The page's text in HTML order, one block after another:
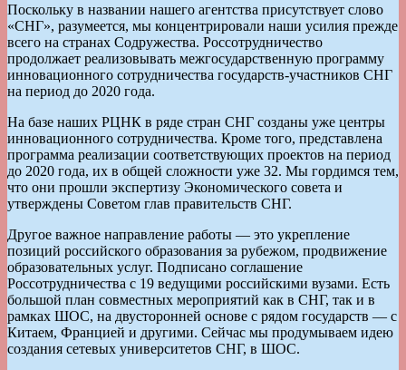
Поскольку в названии нашего агентства присутствует слово
«СНГ», разумеется, мы концентрировали наши усилия прежде
всего на странах Содружества. Россотрудничество
продолжает реализовывать межгосударственную программу
инновационного сотрудничества государств-участников СНГ
на период до 2020 года.
На базе наших РЦНК в ряде стран СНГ созданы уже центры
инновационного сотрудничества. Кроме того, представлена
программа реализации соответствующих проектов на период
до 2020 года, их в общей сложности уже 32. Мы гордимся тем,
что они прошли экспертизу Экономического совета и
утверждены Советом глав правительств СНГ.
Другое важное направление работы — это укрепление
позиций российского образования за рубежом, продвижение
образовательных услуг. Подписано соглашение
Россотрудничества с 19 ведущими российскими вузами. Есть
большой план совместных мероприятий как в СНГ, так и в
рамках ШОС, на двусторонней основе с рядом государств — с
Китаем, Францией и другими. Сейчас мы продумываем идею
создания сетевых университетов СНГ, в ШОС.